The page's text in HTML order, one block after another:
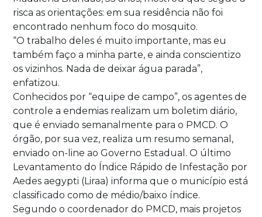
risca as orientações: em sua residência não foi
encontrado nenhum foco do mosquito.
“O trabalho deles é muito importante, mas eu
também faço a minha parte, e ainda conscientizo
os vizinhos. Nada de deixar água parada”,
enfatizou.
Conhecidos por “equipe de campo”, os agentes de
controle a endemias realizam um boletim diário,
que é enviado semanalmente para o PMCD. O
órgão, por sua vez, realiza um resumo semanal,
enviado on-line ao Governo Estadual. O último
Levantamento do Índice Rápido de Infestação por
Aedes aegypti (Liraa) informa que o município está
classificado como de médio/baixo índice.
Segundo o coordenador do PMCD, mais projetos